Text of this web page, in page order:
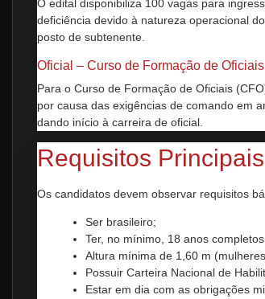
O edital disponibiliza 100 vagas para
deficiência devido à natureza operacional
posto de subtenente.
Oficial – Curso de Formação de Oficiais
Para o Curso de Formação de Oficiais
por causa das exigências de comando em
dando início à carreira de oficial.
Requisitos Principais
Os candidatos devem observar requisitos
Ser brasileiro;
Ter, no mínimo, 18 anos
Altura mínima de 1,60 m
Possuir Carteira Nacional de
Estar em dia com as obrigações